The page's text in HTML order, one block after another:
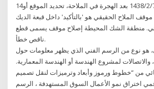
14‏‏/4‏‏/1439 بعد الهجرة 7‏‏/2‏‏/1438 بعد الهجرة في الملاحة، تحديد الموقع أو
الملاح الحقيقي هو 'بالتأكيد' داخل قبعة الديك
منطقة الشك المحيطة إصلاح موقف يسمى قطع
ناقص خطأ.
هو نوع من الرسم الفني الذي يظهر معلومات حول
والاتصالات لمشروع الهندسة أو الهندسة المعمارية.
من “خطوط ورموز وأبعاد وترميزات لنقل تصميم
اختراق نمو الأعمال السوق المستهدفة ، الرسم